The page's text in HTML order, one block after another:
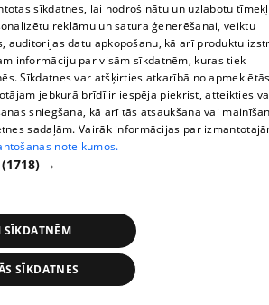
00:05:05
kas nosaka iepirkuma
sīkdatnes, lai nodrošinātu un uzlabotu
reklāmu un satura ģenerēšanai, veiktu
auditorijas datu apkopošanu, kā arī produktu
informāciju par visām sīkdatnēm, kuras tiek
Sīkdatnes var atšķirties atkarībā no
jebkurā brīdī ir iespēja piekrist, atteikties
sniegšana, kā arī tās atsaukšana vai
sadaļām. Vairāk informācijas par
noteikumos.
(1718) →
SĪKDATNĒM
SĪKDATNES